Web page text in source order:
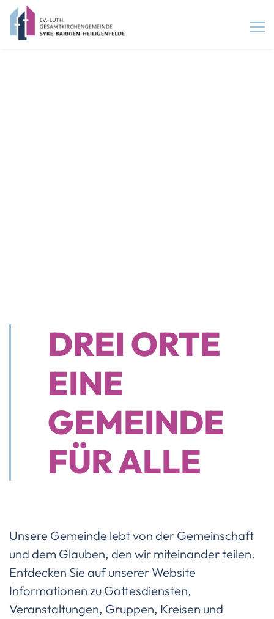
DREI ORTE
EINE
GEMEINDE
FÜR ALLE
Unsere Gemeinde lebt von der Gemeinschaft
und dem Glauben, den wir miteinander teilen.
Entdecken Sie auf unserer Website
Informationen zu Gottesdiensten,
Veranstaltungen, Gruppen, Kreisen und